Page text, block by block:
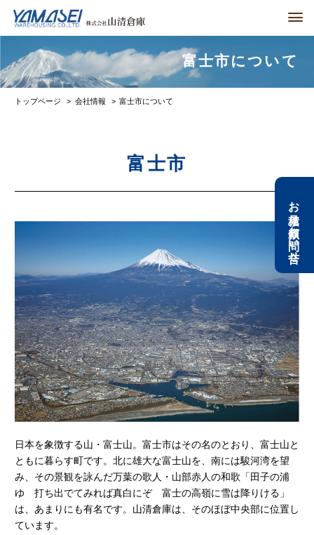
お見積り依頼
お問い合せ
富士市について
トップページ 会社情報 富士市について
富士市
日本を象徴する山・富士山。富士市はその名のとおり、富士山と
ともに暮らす町です。北に雄大な富士山を、南には駿河湾を望
み、その景観を詠んだ万葉の歌人・山部赤人の和歌「田子の浦
ゆ 打ち出でてみれば真白にぞ 富士の高嶺に雪は降りける」
は、あまりにも有名です。山清倉庫は、そのほぼ中央部に位置し
ています。